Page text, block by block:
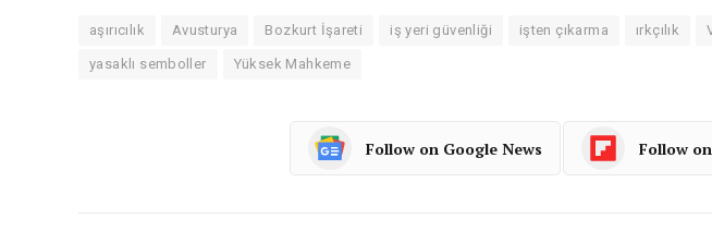
aşırıcılık Avusturya Bozkurt İşareti iş yeri güvenliği işten çıkarma ırkçılık
yasaklı semboller Yüksek Mahkeme
Follow on Google News Follow